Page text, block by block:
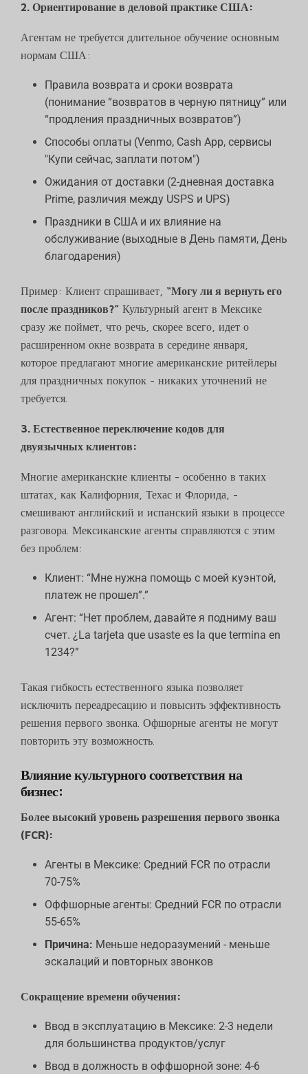
2. Ориентирование в деловой практике США:
Агентам не требуется длительное обучение основным
нормам США:
Правила возврата и сроки возврата
(понимание “возвратов в черную пятницу” или
“продления праздничных возвратов”)
Способы оплаты (Venmo, Cash App, сервисы
"Купи сейчас, заплати потом")
Ожидания от доставки (2-дневная доставка
Prime, различия между USPS и UPS)
Праздники в США и их влияние на
обслуживание (выходные в День памяти, День
благодарения)
Пример: Клиент спрашивает, “Могу ли я вернуть его
после праздников?” Культурный агент в Мексике
сразу же поймет, что речь, скорее всего, идет о
расширенном окне возврата в середине января,
которое предлагают многие американские ритейлеры
для праздничных покупок - никаких уточнений не
требуется.
3. Естественное переключение кодов для
двуязычных клиентов:
Многие американские клиенты - особенно в таких
штатах, как Калифорния, Техас и Флорида, -
смешивают английский и испанский языки в процессе
разговора. Мексиканские агенты справляются с этим
без проблем:
Клиент: “Мне нужна помощь с моей куэнтой,
платеж не прошел”.”
Агент: “Нет проблем, давайте я подниму ваш
счет. ¿La tarjeta que usaste es la que termina en
1234?”
Такая гибкость естественного языка позволяет
исключить переадресацию и повысить эффективность
решения первого звонка. Офшорные агенты не могут
повторить эту возможность.
Влияние культурного соответствия на
бизнес:
Более высокий уровень разрешения первого звонка
(FCR):
Агенты в Мексике: Средний FCR по отрасли
70-75%
Оффшорные агенты: Средний FCR по отрасли
55-65%
Причина: Меньше недоразумений - меньше
эскалаций и повторных звонков
Сокращение времени обучения:
Ввод в эксплуатацию в Мексике: 2-3 недели
для большинства продуктов/услуг
Ввод в должность в оффшорной зоне: 4-6